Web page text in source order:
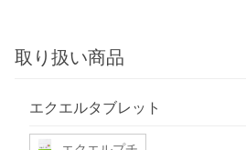
取り扱い商品
エクエルタブレット